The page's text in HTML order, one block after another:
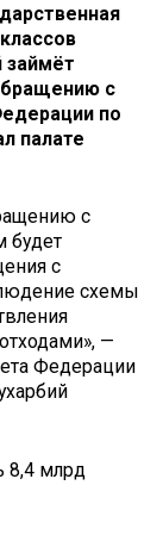
займёт
с
по
палате
с
будет
с
схемы
—
Федерации
8,4 млрд